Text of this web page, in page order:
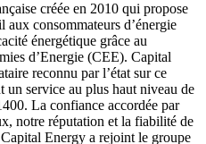
créée en 2010 qui propose
aux consommateurs d’énergie
énergétique grâce au
d’Energie (CEE). Capital
reconnu par l’état sur ce
un service au plus haut niveau de
La confiance accordée par
notre réputation et la fiabilité de
Energy a rejoint le groupe